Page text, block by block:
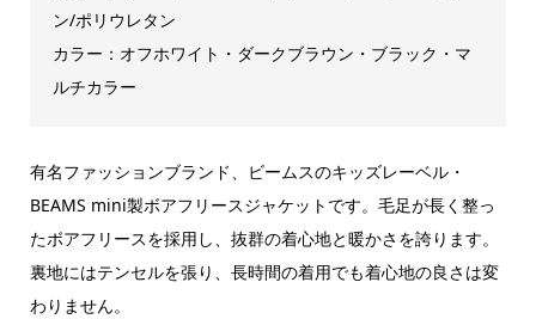
ン/ポリウレタン
カラー：オフホワイト・ダークブラウン・ブラック・マ
ルチカラー
有名ファッションブランド、ビームスのキッズレーベル・
BEAMS mini製ボアフリースジャケットです。毛足が長く整っ
たボアフリースを採用し、抜群の着心地と暖かさを誇ります。
裏地にはテンセルを張り、長時間の着用でも着心地の良さは変
わりません。